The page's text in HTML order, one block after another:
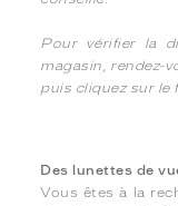
Pour vérifier la
magasin, rendez-
puis cliquez sur le
Des lunettes de
Vous êtes à la